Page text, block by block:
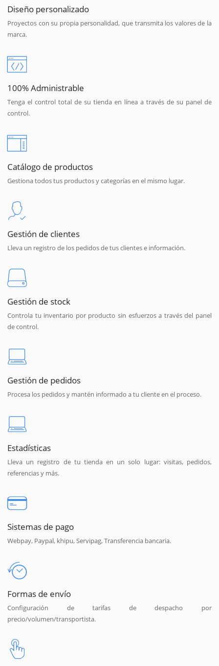
Diseño personalizado
Proyectos con su propia personalidad, que transmita los valores de la
marca.
100% Administrable
Tenga el control total de su tienda en línea a través de su panel de
control.
Catálogo de productos
Gestiona todos tus productos y categorías en el mismo lugar.
Gestión de clientes
Lleva un registro de los pedidos de tus clientes e información.
Gestión de stock
Controla tu inventario por producto sin esfuerzos a través del panel
de control.
Gestión de pedidos
Procesa los pedidos y mantén informado a tu cliente en el proceso.
Estadísticas
Lleva un registro de tu tienda en un solo lugar: visitas, pedidos,
referencias y más.
Sistemas de pago
Webpay, Paypal, khipu, Servipag, Transferencia bancaria.
Formas de envío
Configuración de tarifas de despacho por
precio/volumen/transportista.